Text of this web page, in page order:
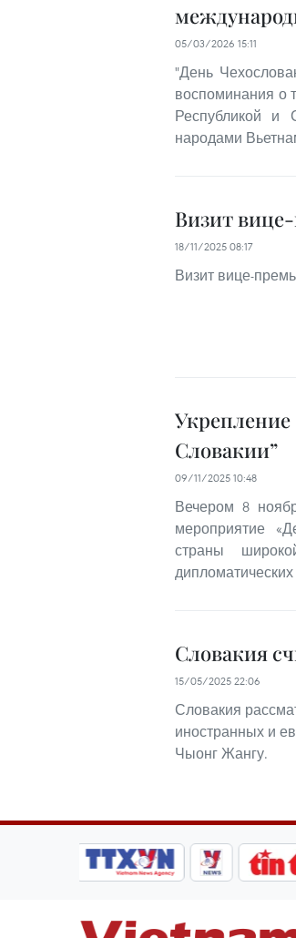
05/03/2026 15:11
"День
воспоминания о
Республикой и
народами
Визит
18/11/2025 08:17
Визит вице-
Укрепление
Словакии”
09/11/2025 10:48
Вечером 8
мероприятие
страны
Словакия
15/05/2025 22:06
Словакия
иностранных и
Чыонг Жангу.